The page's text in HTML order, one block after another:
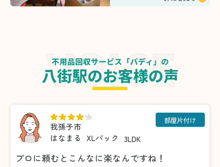
不用品回収サービス「バディ」の
八街駅のお客様の声
我孫子市
はなまる
XLパック 3LDK
部屋片付け
プロに頼むとこんなに楽なんですね！